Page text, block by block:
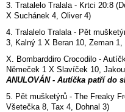
3. Tratalelo Tralala - Krtci 20:8
X Suchánek 4, Oliver 4)
4. Tralalelo Tralala - Pět
3, Kalný 1 X Beran 10, Zeman 1,
X. Bombarddiro Crocodilo -
Němeček 1 X Slavíček 10,
ANULOVÁN - Autíčka patří do
5. Pět mušketýrů - The Freaky
Všetečka 8, Tax 4, Dohnal 3)